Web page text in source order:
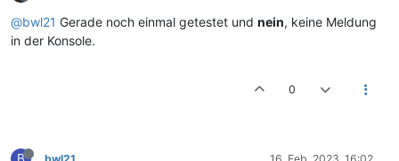
@bwl21 Gerade noch einmal getestet und nein, keine Meldung
in der Konsole.
0